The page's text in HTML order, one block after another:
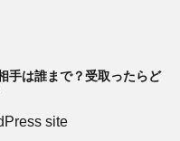
手は誰まで？受取ったらど
site